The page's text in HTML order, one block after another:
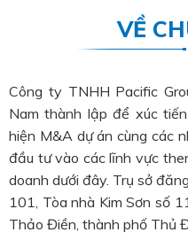
tế, đối chiếu
của Việt Nam.
VỀ
Công ty TNHH Pacific
Nam thành lập để xúc
hiện M&A dự án cùng các
đầu tư vào các lĩnh vực
doanh dưới đây. Trụ sở
101, Tòa nhà Kim Sơn số
Thảo Điền, thành phố Thủ